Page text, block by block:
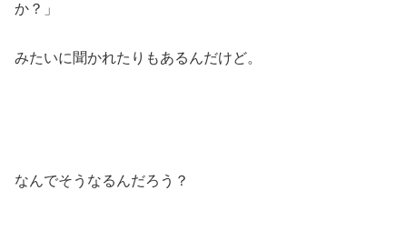
か？」
みたいに聞かれたりもあるんだけど。
なんでそうなるんだろう？